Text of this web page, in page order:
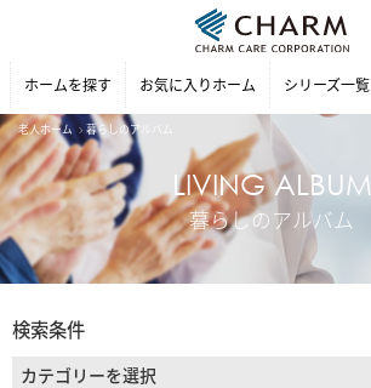
ホームを探す お気に入りホーム シリーズ一覧
老人ホーム 暮らしのアルバム
LIVING ALBUM
暮らしのアルバム
検索条件
カテゴリーを選択